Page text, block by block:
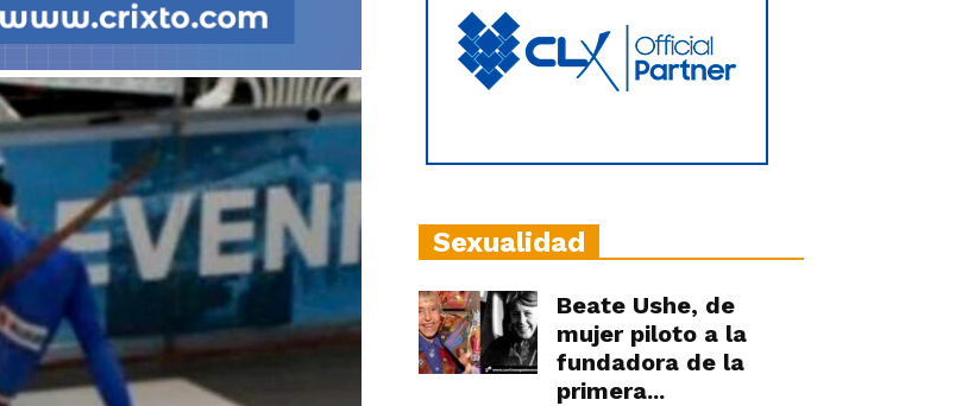
|
Ultima
Hora
Sexualidad
Beate Ushe, de
mujer piloto a la
fundadora de la
primera...